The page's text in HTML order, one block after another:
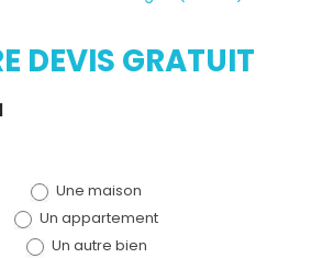
DEVIS GRATUIT
Une maison
Un appartement
Un autre bien